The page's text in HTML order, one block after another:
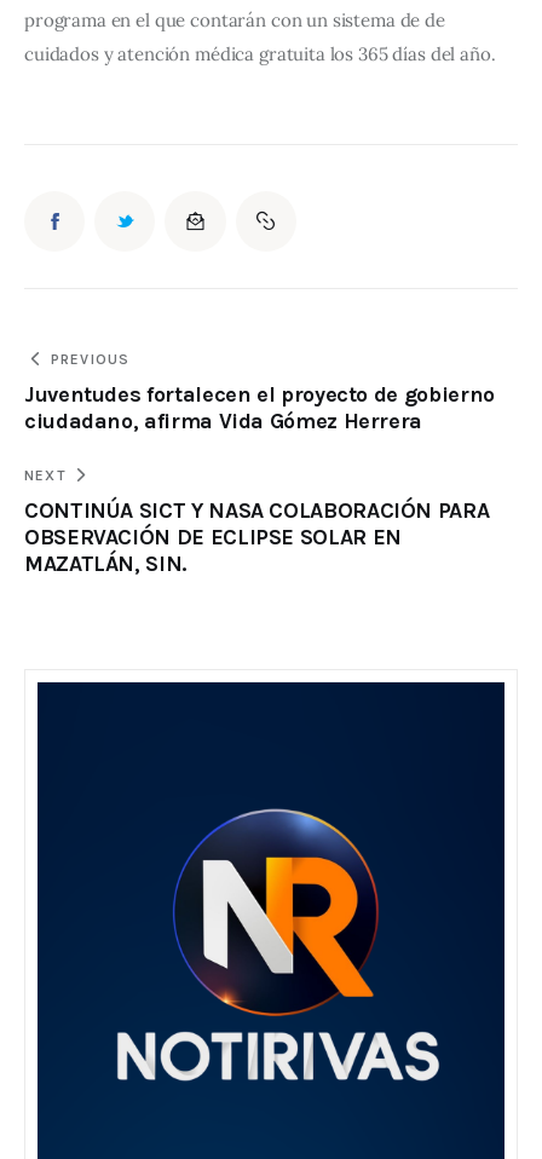
programa en el que contarán con un sistema de de
cuidados y atención médica gratuita los 365 días del año.
PREVIOUS
Juventudes fortalecen el proyecto de gobierno
ciudadano, afirma Vida Gómez Herrera
NEXT
CONTINÚA SICT Y NASA COLABORACIÓN PARA
OBSERVACIÓN DE ECLIPSE SOLAR EN
MAZATLÁN, SIN.